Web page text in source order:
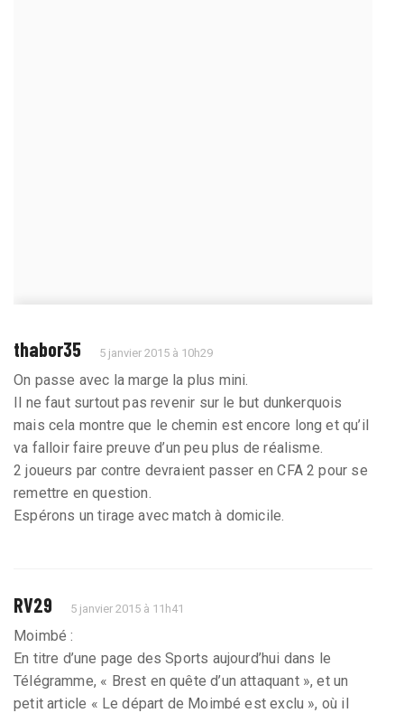
thabor35 5 janvier 2015 à 10h29
On passe avec la marge la plus mini.
Il ne faut surtout pas revenir sur le but dunkerquois
mais cela montre que le chemin est encore long et qu’il
va falloir faire preuve d’un peu plus de réalisme.
2 joueurs par contre devraient passer en CFA 2 pour se
remettre en question.
Espérons un tirage avec match à domicile.
RV29 5 janvier 2015 à 11h41
Moimbé :
En titre d’une page des Sports aujourd’hui dans le
Télégramme, « Brest en quête d’un attaquant », et un
petit article « Le départ de Moimbé est exclu », où il